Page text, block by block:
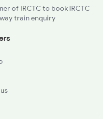
of IRCTC to book IRCTC
train enquiry